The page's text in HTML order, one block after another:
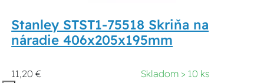
Stanley STST1-75518 Skriňa na
náradie 406x205x195mm
11,20 €
Skladom > 10 ks